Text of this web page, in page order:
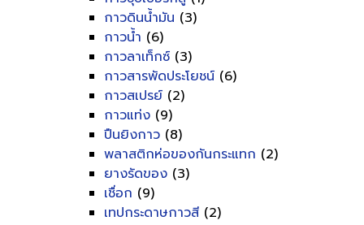
กาวดินน้ำมัน (3)
กาวน้ำ (6)
กาวลาเท็กซ์ (3)
กาวสารพัดประโยชน์ (6)
กาวสเปรย์ (2)
กาวแท่ง (9)
ปืนยิงกาว (8)
พลาสติกห่อของกันกระแทก (2)
ยางรัดของ (3)
เชื่อก (9)
เทปกระดาษกาวสี (2)